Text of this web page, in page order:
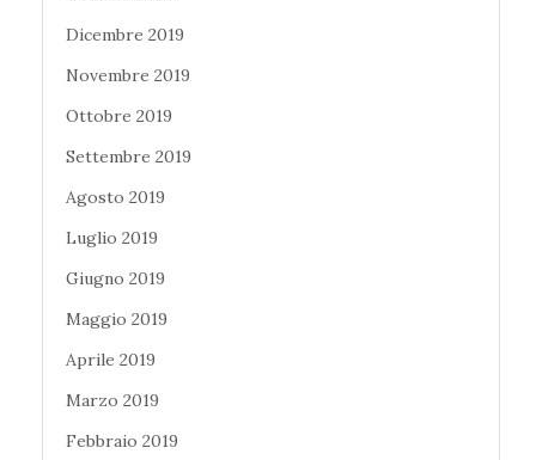
Dicembre 2019
Novembre 2019
Ottobre 2019
Settembre 2019
Agosto 2019
Luglio 2019
Giugno 2019
Maggio 2019
Aprile 2019
Marzo 2019
Febbraio 2019